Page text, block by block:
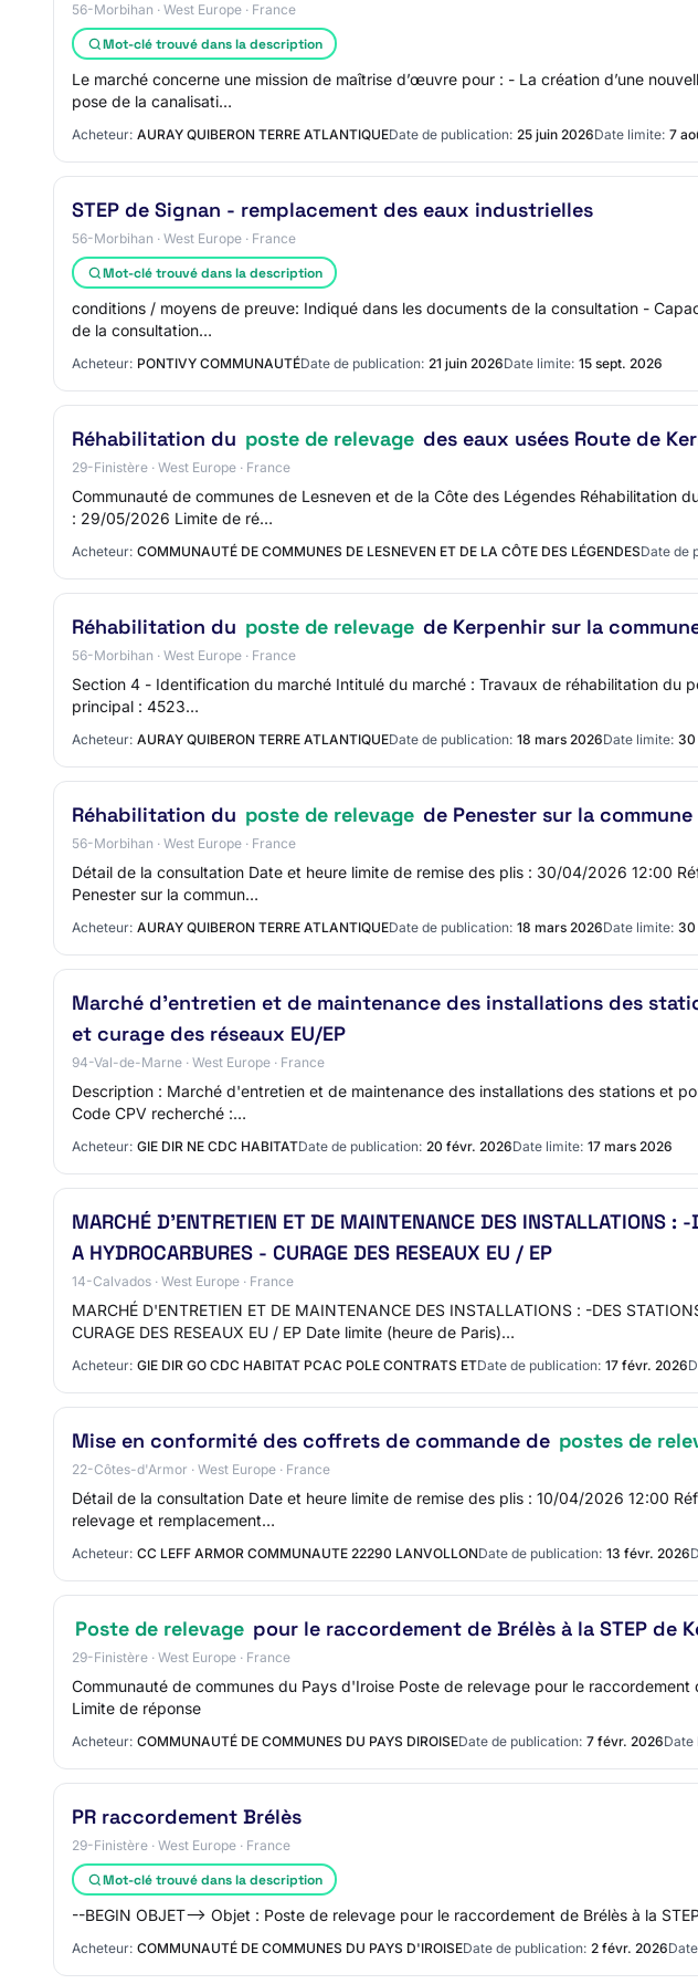
56-Morbihan · West Europe · France
Mot-clé trouvé dans la description
Le marché concerne une mission de maîtrise d’œuvre pour : - La création d’une
pose de la canalisati…
Acheteur: AURAY QUIBERON TERRE ATLANTIQUEDate de publication: 25 juin 2026Date limite: 7
STEP de Signan - remplacement des eaux industrielles
56-Morbihan · West Europe · France
Mot-clé trouvé dans la description
conditions / moyens de preuve: Indiqué dans les documents de la consultation -
de la consultation…
Acheteur: PONTIVY COMMUNAUTÉDate de publication: 21 juin 2026Date limite: 15 sept. 2026
Réhabilitation du poste de relevage des eaux usées Route de
29-Finistère · West Europe · France
Communauté de communes de Lesneven et de la Côte des Légendes Réhabilitation
: 29/05/2026 Limite de ré…
Acheteur: COMMUNAUTÉ DE COMMUNES DE LESNEVEN ET DE LA CÔTE DES LÉGENDESDate de
Réhabilitation du poste de relevage de Kerpenhir sur la
56-Morbihan · West Europe · France
Section 4 - Identification du marché Intitulé du marché : Travaux de réhabilitation du
principal : 4523…
Acheteur: AURAY QUIBERON TERRE ATLANTIQUEDate de publication: 18 mars 2026Date limite: 30
Réhabilitation du poste de relevage de Penester sur la
56-Morbihan · West Europe · France
Détail de la consultation Date et heure limite de remise des plis : 30/04/2026 12:00
Penester sur la commun…
Acheteur: AURAY QUIBERON TERRE ATLANTIQUEDate de publication: 18 mars 2026Date limite: 30
Marché d'entretien et de maintenance des installations des
et curage des réseaux EU/EP
94-Val-de-Marne · West Europe · France
Description : Marché d'entretien et de maintenance des installations des stations et
Code CPV recherché :…
Acheteur: GIE DIR NE CDC HABITATDate de publication: 20 févr. 2026Date limite: 17 mars 2026
MARCHÉ D'ENTRETIEN ET DE MAINTENANCE DES INSTALLATIONS : -
A HYDROCARBURES - CURAGE DES RESEAUX EU / EP
14-Calvados · West Europe · France
MARCHÉ D'ENTRETIEN ET DE MAINTENANCE DES INSTALLATIONS : -DES
CURAGE DES RESEAUX EU / EP Date limite (heure de Paris)…
Acheteur: GIE DIR GO CDC HABITAT PCAC POLE CONTRATS ETDate de publication: 17 févr. 2026
Mise en conformité des coffrets de commande de postes de
22-Côtes-d'Armor · West Europe · France
Détail de la consultation Date et heure limite de remise des plis : 10/04/2026 12:00
relevage et remplacement…
Acheteur: CC LEFF ARMOR COMMUNAUTE 22290 LANVOLLONDate de publication: 13 févr. 2026
Poste de relevage pour le raccordement de Brélès à la STEP de
29-Finistère · West Europe · France
Communauté de communes du Pays d'Iroise Poste de relevage pour le
Limite de réponse
Acheteur: COMMUNAUTÉ DE COMMUNES DU PAYS DIROISEDate de publication: 7 févr. 2026Date
PR raccordement Brélès
29-Finistère · West Europe · France
Mot-clé trouvé dans la description
--BEGIN OBJET--> Objet : Poste de relevage pour le raccordement de Brélès à la
Acheteur: COMMUNAUTÉ DE COMMUNES DU PAYS D'IROISEDate de publication: 2 févr. 2026